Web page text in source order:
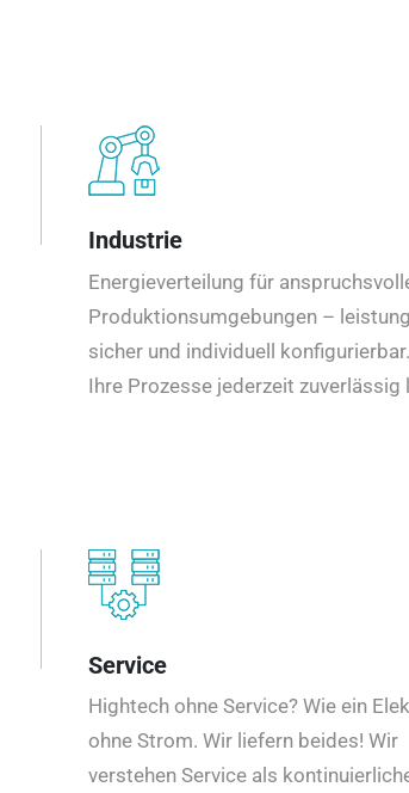
Industrie
Energieverteilung für
Produktionsumgebungen –
sicher und individuell
Ihre Prozesse jederzeit zuverlässig
Service
Hightech ohne Service? Wie ein
ohne Strom. Wir liefern beides! Wir
verstehen Service als